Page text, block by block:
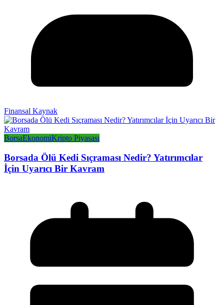
Finansal Kaynak
BorsaEkonomiKripto Piyasası
Borsada Ölü Kedi Sıçraması Nedir? Yatırımcılar
İçin Uyarıcı Bir Kavram